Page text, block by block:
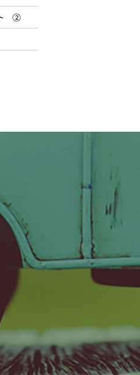
ト ②